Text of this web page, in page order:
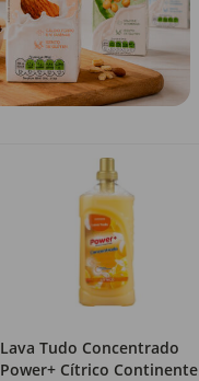
Lava Tudo Concentrado
Power+ Cítrico Continente